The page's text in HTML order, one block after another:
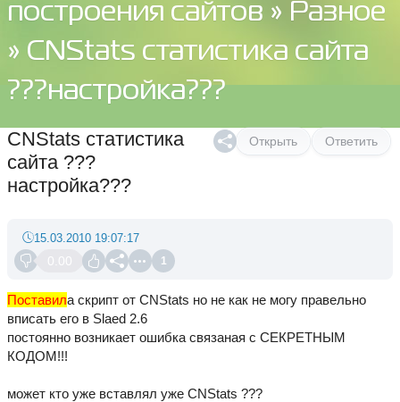
построения сайтов » Разное
» CNStats статистика сайта
???настройка???
Открыть Ответить
CNStats статистика
сайта ???
настройка???
0.00 1
15.03.2010 19:07:17
Поставила скрипт от CNStats но не как не могу правельно
вписать его в Slaed 2.6
постоянно возникает ошибка связаная с СЕКРЕТНЫМ
КОДОМ!!!
может кто уже вставлял уже CNStats ???